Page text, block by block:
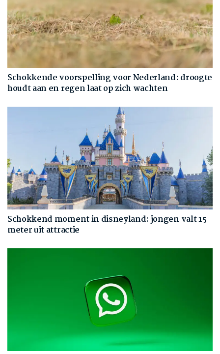
Schokkende voorspelling voor Nederland: droogte
houdt aan en regen laat op zich wachten
Schokkend moment in disneyland: jongen valt 15
meter uit attractie